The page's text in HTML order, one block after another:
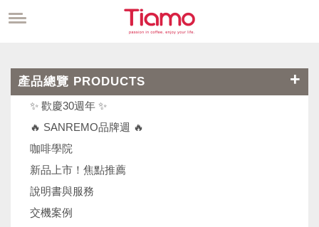
產品總覽 PRODUCTS
✨ 歡慶30週年 ✨
🔥 SANREMO品牌週 🔥
咖啡學院
新品上市！焦點推薦
說明書與服務
交機案例